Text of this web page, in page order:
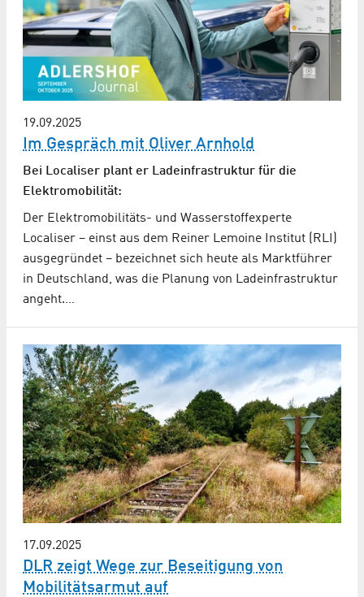
19.09.2025
Im Gespräch mit Oliver Arnhold
Bei Localiser plant er Ladeinfrastruktur für die
Elektromobilität:
Der Elektromobilitäts- und Wasserstoffexperte
Localiser – einst aus dem Reiner Lemoine Institut (RLI)
ausgegründet – bezeichnet sich heute als Marktführer
in Deutschland, was die Planung von Ladeinfrastruktur
angeht.…
17.09.2025
DLR zeigt Wege zur Beseitigung von
Mobilitätsarmut auf